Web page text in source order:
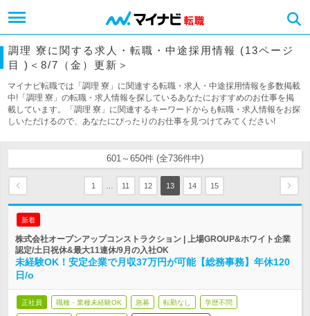
調理 寮に関する求人・転職・中途採用情報 (13ページ
目 )＜8/7（金）更新＞
マイナビ転職では「調理 寮」に関連する転職・求人・中途採用情報を多数掲載
中!「調理 寮」の転職・求人情報を探しているあなたにおすすめのお仕事を掲
載しています。「調理 寮」に関連するキーワードからも転職・求人情報をお探
しいただけるので、あなたにぴったりのお仕事を見つけてみてください!
601～650件 (全736件中)
1 11 12 13 14 15
新着
株式会社オープンアップコンストラクション | 上場GROUP&ホワイト企業
認定/土日祝休&最大11連休/9月の入社OK
未経験OK！安定企業で月収37万円が可能【総務事務】年休120
日/o
正社員 職種・業種未経験OK 急募 転勤なし 学歴不問